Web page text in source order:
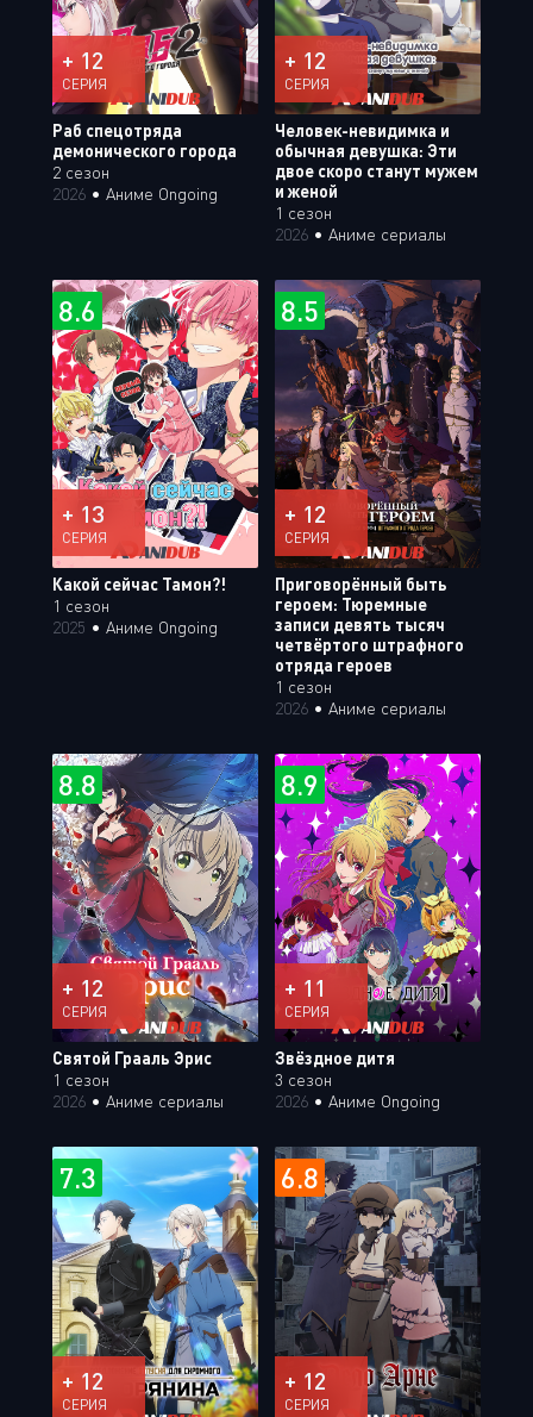
+ 12
СЕРИЯ
Раб спецотряда
демонического города
2 сезон
2026 • Аниме Ongoing
+ 12
СЕРИЯ
Человек-невидимка и
обычная девушка: Эти
двое скоро станут мужем
и женой
1 сезон
2026 • Аниме сериалы
8.6
+ 13
СЕРИЯ
Какой сейчас Тамон?!
1 сезон
2025 • Аниме Ongoing
8.5
+ 12
СЕРИЯ
Приговорённый быть
героем: Тюремные
записи девять тысяч
четвёртого штрафного
отряда героев
1 сезон
2026 • Аниме сериалы
8.8
+ 12
СЕРИЯ
Святой Грааль Эрис
1 сезон
2026 • Аниме сериалы
8.9
+ 11
СЕРИЯ
Звёздное дитя
3 сезон
2026 • Аниме Ongoing
7.3
+ 12
СЕРИЯ
6.8
+ 12
СЕРИЯ